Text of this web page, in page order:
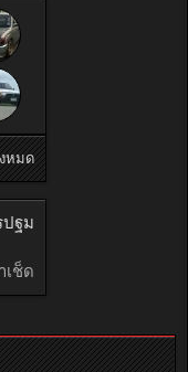
หมด
ปฐม
เช็ด